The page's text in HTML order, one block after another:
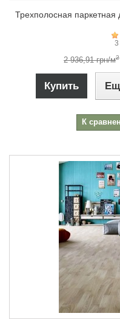
Трехполосная паркетная
2 936,91 грн/м2
Купить
К